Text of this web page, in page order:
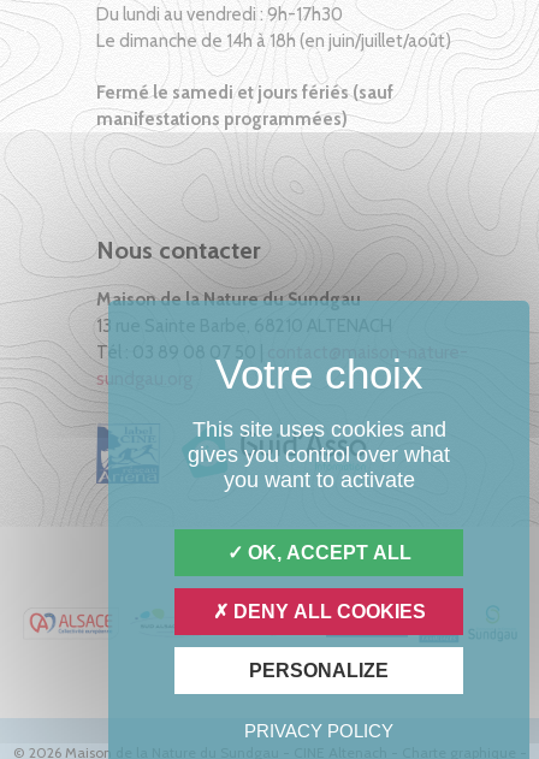
Du lundi au vendredi : 9h-17h30
Le dimanche de 14h à 18h (en juin/juillet/août)
Fermé le samedi et jours fériés (sauf
manifestations programmées)
Nous contacter
Maison de la Nature du Sundgau
13 rue Sainte Barbe, 68210 ALTENACH
Tél : 03 89 08 07 50 |
sundgau.org
© 2026 Maison de la Nature du Sundgau - CINE Altenach -
This site uses cookies and
gives you control over what
you want to activate
OK, ACCEPT ALL
DENY ALL COOKIES
PERSONALIZE
PRIVACY POLICY